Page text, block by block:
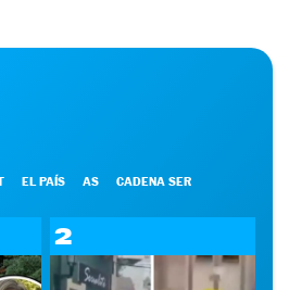
EL PAÍS AS CADENA SER
2